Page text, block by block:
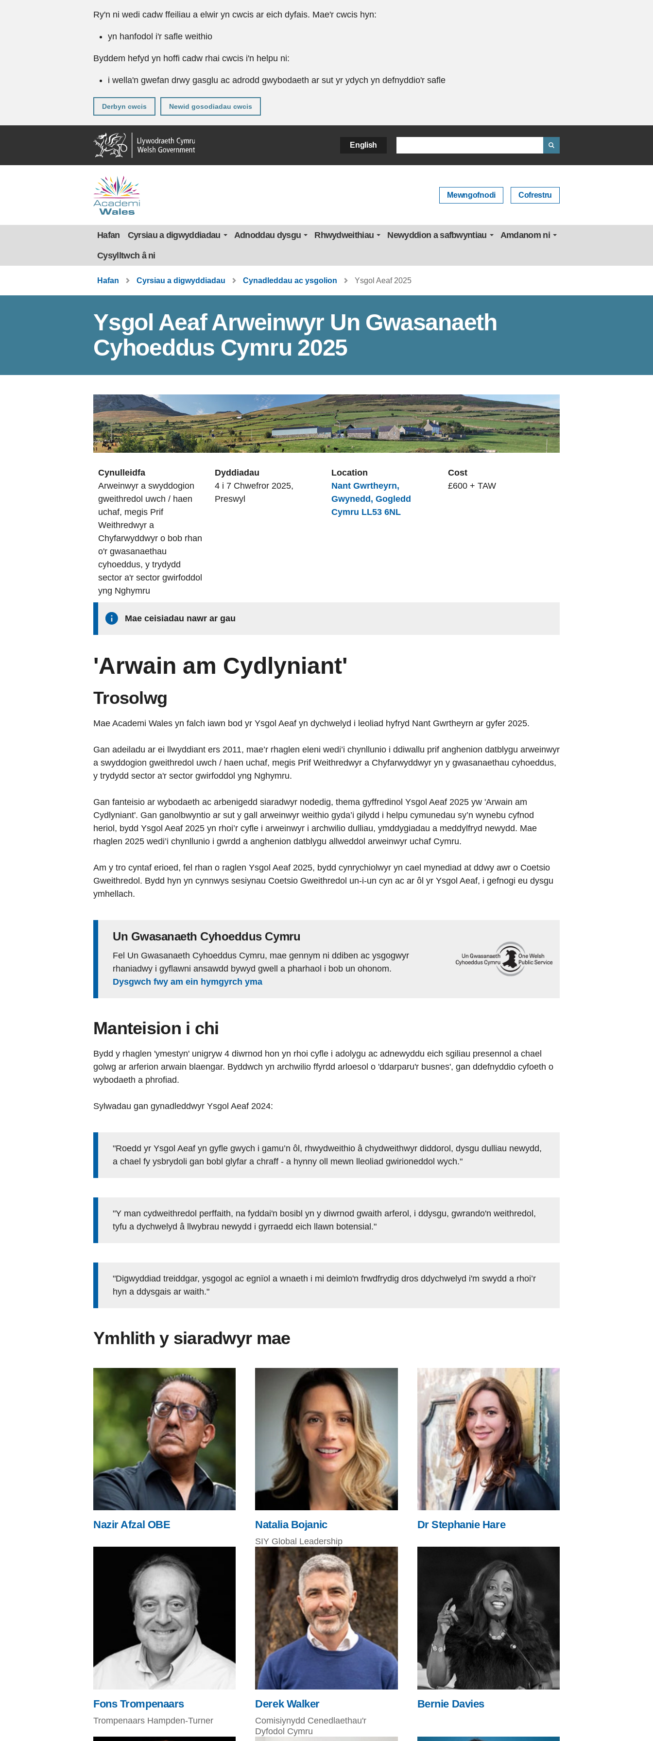
Ry'n ni wedi cadw ffeiliau a elwir yn cwcis ar eich dyfais. Mae'r cwcis hyn:
yn hanfodol i'r safle weithio
Byddem hefyd yn hoffi cadw rhai cwcis i'n helpu ni:
i wella'n gwefan drwy gasglu ac adrodd gwybodaeth ar sut yr ydych yn defnyddio'r safle
Derbyn cwcis Newid gosodiadau cwcis
English
Mewngofnodi Cofrestru
Hafan Cyrsiau a digwyddiadau Adnoddau dysgu Rhwydweithiau Newyddion a safbwyntiau Amdanom ni
Cysylltwch â ni
Hafan Cyrsiau a digwyddiadau Cynadleddau ac ysgolion Ysgol Aeaf 2025
Ysgol Aeaf Arweinwyr Un Gwasanaeth
Cyhoeddus Cymru 2025
Cynulleidfa
Arweinwyr a swyddogion
gweithredol uwch / haen
uchaf, megis Prif
Weithredwyr a
Chyfarwyddwyr o bob rhan
o'r gwasanaethau
cyhoeddus, y trydydd
sector a'r sector gwirfoddol
yng Nghymru
Dyddiadau
4 i 7 Chwefror 2025,
Preswyl
Location
Nant Gwrtheyrn,
Gwynedd, Gogledd
Cymru LL53 6NL
Cost
£600 + TAW
Mae ceisiadau nawr ar gau
'Arwain am Cydlyniant'
Trosolwg
Mae Academi Wales yn falch iawn bod yr Ysgol Aeaf yn dychwelyd i leoliad hyfryd Nant Gwrtheyrn ar gyfer 2025.
Gan adeiladu ar ei llwyddiant ers 2011, mae’r rhaglen eleni wedi’i chynllunio i ddiwallu prif anghenion datblygu arweinwyr
a swyddogion gweithredol uwch / haen uchaf, megis Prif Weithredwyr a Chyfarwyddwyr yn y gwasanaethau cyhoeddus,
y trydydd sector a'r sector gwirfoddol yng Nghymru.
Gan fanteisio ar wybodaeth ac arbenigedd siaradwyr nodedig, thema gyffredinol Ysgol Aeaf 2025 yw 'Arwain am
Cydlyniant'. Gan ganolbwyntio ar sut y gall arweinwyr weithio gyda’i gilydd i helpu cymunedau sy’n wynebu cyfnod
heriol, bydd Ysgol Aeaf 2025 yn rhoi’r cyfle i arweinwyr i archwilio dulliau, ymddygiadau a meddylfryd newydd. Mae
rhaglen 2025 wedi’i chynllunio i gwrdd a anghenion datblygu allweddol arweinwyr uchaf Cymru.
Am y tro cyntaf erioed, fel rhan o raglen Ysgol Aeaf 2025, bydd cynrychiolwyr yn cael mynediad at ddwy awr o Coetsio
Gweithredol. Bydd hyn yn cynnwys sesiynau Coetsio Gweithredol un-i-un cyn ac ar ôl yr Ysgol Aeaf, i gefnogi eu dysgu
ymhellach.
Un Gwasanaeth Cyhoeddus Cymru
Fel Un Gwasanaeth Cyhoeddus Cymru, mae gennym ni ddiben ac ysgogwyr
rhaniadwy i gyflawni ansawdd bywyd gwell a pharhaol i bob un ohonom.
Dysgwch fwy am ein hymgyrch yma
Manteision i chi
Bydd y rhaglen 'ymestyn' unigryw 4 diwrnod hon yn rhoi cyfle i adolygu ac adnewyddu eich sgiliau presennol a chael
golwg ar arferion arwain blaengar. Byddwch yn archwilio ffyrdd arloesol o 'ddarparu'r busnes', gan ddefnyddio cyfoeth o
wybodaeth a phrofiad.
Sylwadau gan gynadleddwyr Ysgol Aeaf 2024:
"Roedd yr Ysgol Aeaf yn gyfle gwych i gamu’n ôl, rhwydweithio â chydweithwyr diddorol, dysgu dulliau newydd,
a chael fy ysbrydoli gan bobl glyfar a chraff - a hynny oll mewn lleoliad gwirioneddol wych."
"Y man cydweithredol perffaith, na fyddai'n bosibl yn y diwrnod gwaith arferol, i ddysgu, gwrando'n weithredol,
tyfu a dychwelyd â llwybrau newydd i gyrraedd eich llawn botensial."
"Digwyddiad treiddgar, ysgogol ac egnïol a wnaeth i mi deimlo'n frwdfrydig dros ddychwelyd i'm swydd a rhoi’r
hyn a ddysgais ar waith."
Ymhlith y siaradwyr mae
Nazir Afzal OBE Natalia Bojanic
SIY Global Leadership
Dr Stephanie Hare
Fons Trompenaars
Trompenaars Hampden-Turner
Derek Walker
Comisiynydd Cenedlaethau'r
Dyfodol Cymru
Bernie Davies